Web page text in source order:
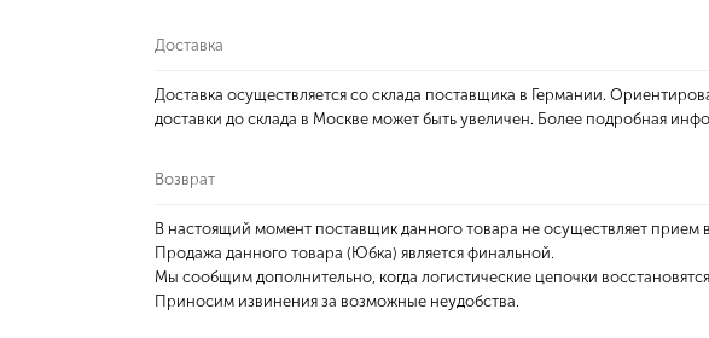
Доставка
Доставка осуществляется со склада поставщика в Германии.
доставки до склада в Москве может быть увеличен. Более подробная
Возврат
В настоящий момент поставщик данного товара не осуществляет прием
Продажа данного товара (Юбка) является финальной.
Мы сообщим дополнительно, когда логистические цепочки
Приносим извинения за возможные неудобства.